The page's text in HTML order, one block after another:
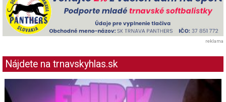
reklama
Nájdete na trnavskyhlas.sk